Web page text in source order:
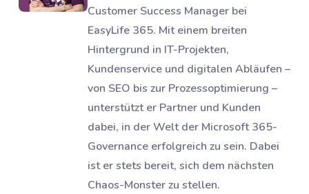
Customer Success Manager bei
EasyLife 365. Mit einem breiten
Hintergrund in IT-Projekten,
Kundenservice und digitalen Abläufen –
von SEO bis zur Prozessoptimierung –
unterstützt er Partner und Kunden
dabei, in der Welt der Microsoft 365-
Governance erfolgreich zu sein. Dabei
ist er stets bereit, sich dem nächsten
Chaos-Monster zu stellen.